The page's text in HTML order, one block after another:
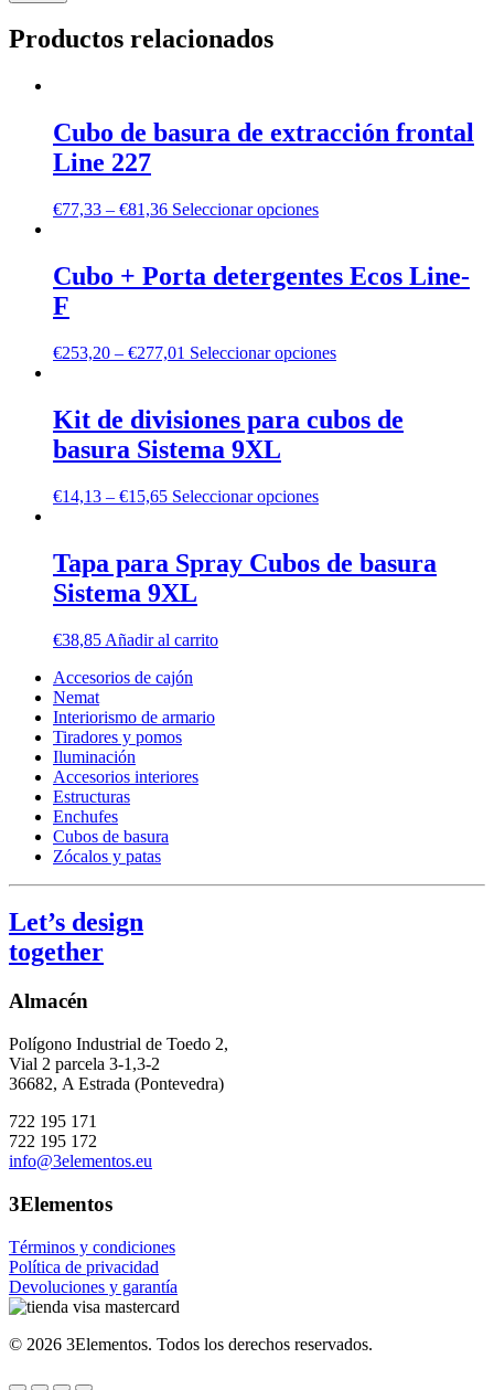
Productos relacionados
Cubo de basura de extracción frontal
Line 227
€77,33 – €81,36 Seleccionar opciones
Cubo + Porta detergentes Ecos Line-
F
€253,20 – €277,01 Seleccionar opciones
Kit de divisiones para cubos de
basura Sistema 9XL
€14,13 – €15,65 Seleccionar opciones
Tapa para Spray Cubos de basura
Sistema 9XL
€38,85 Añadir al carrito
Accesorios de cajón
Nemat
Interiorismo de armario
Tiradores y pomos
Iluminación
Accesorios interiores
Estructuras
Enchufes
Cubos de basura
Zócalos y patas
Let’s design
together
Almacén
Polígono Industrial de Toedo 2,
Vial 2 parcela 3-1,3-2
36682, A Estrada (Pontevedra)
722 195 171
722 195 172
info@3elementos.eu
3Elementos
Términos y condiciones
Política de privacidad
Devoluciones y garantía
© 2026 3Elementos. Todos los derechos reservados.